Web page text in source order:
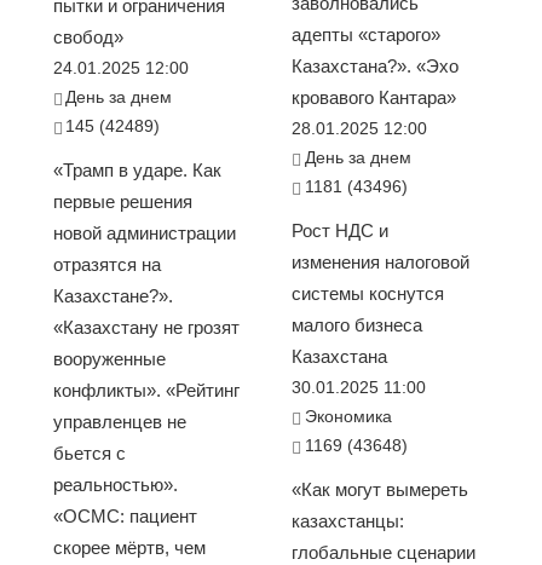
пытки и ограничения
свобод»
24.01.2025 12:00
День за днем
145 (42489)
«Трамп в ударе. Как
первые решения
новой администрации
отразятся на
Казахстане?».
«Казахстану не грозят
вооруженные
конфликты». «Рейтинг
управленцев не
бьется с
реальностью».
«ОСМС: пациент
скорее мёртв, чем
адепты «старого»
Казахстана?». «Эхо
кровавого Кантара»
28.01.2025 12:00
День за днем
1181 (43496)
Рост НДС и
изменения налоговой
системы коснутся
малого бизнеса
Казахстана
30.01.2025 11:00
Экономика
1169 (43648)
«Как могут вымереть
казахстанцы:
глобальные сценарии